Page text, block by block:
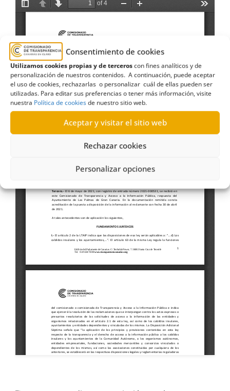
Consentimiento de cookies
Utilizamos cookies propias y de terceroscon fines analíticos y de
personalización de nuestros contenidos. A continuación, puede aceptar
el uso de cookies, rechazarlas o personalizar cuál de ellas pueden ser
utilizadas. Para editar sus preferencias o tener más información, visite
nuestra Política de cookiesde nuestro sitio web.
Aceptar y visitar el sitio web
Rechazar cookies
Personalizar opciones